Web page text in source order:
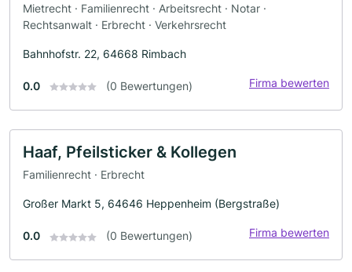
Mietrecht · Familienrecht · Arbeitsrecht · Notar ·
Rechtsanwalt · Erbrecht · Verkehrsrecht
Bahnhofstr. 22, 64668 Rimbach
0.0 (0 Bewertungen) Firma bewerten
Haaf, Pfeilsticker & Kollegen
Familienrecht · Erbrecht
Großer Markt 5, 64646 Heppenheim (Bergstraße)
0.0 (0 Bewertungen) Firma bewerten